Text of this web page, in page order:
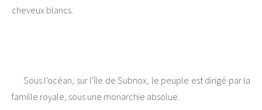
cheveux blancs.
Sous l'océan, sur l'île de Subnox, le peuple est dirigé par la
famille royale, sous une monarchie absolue.